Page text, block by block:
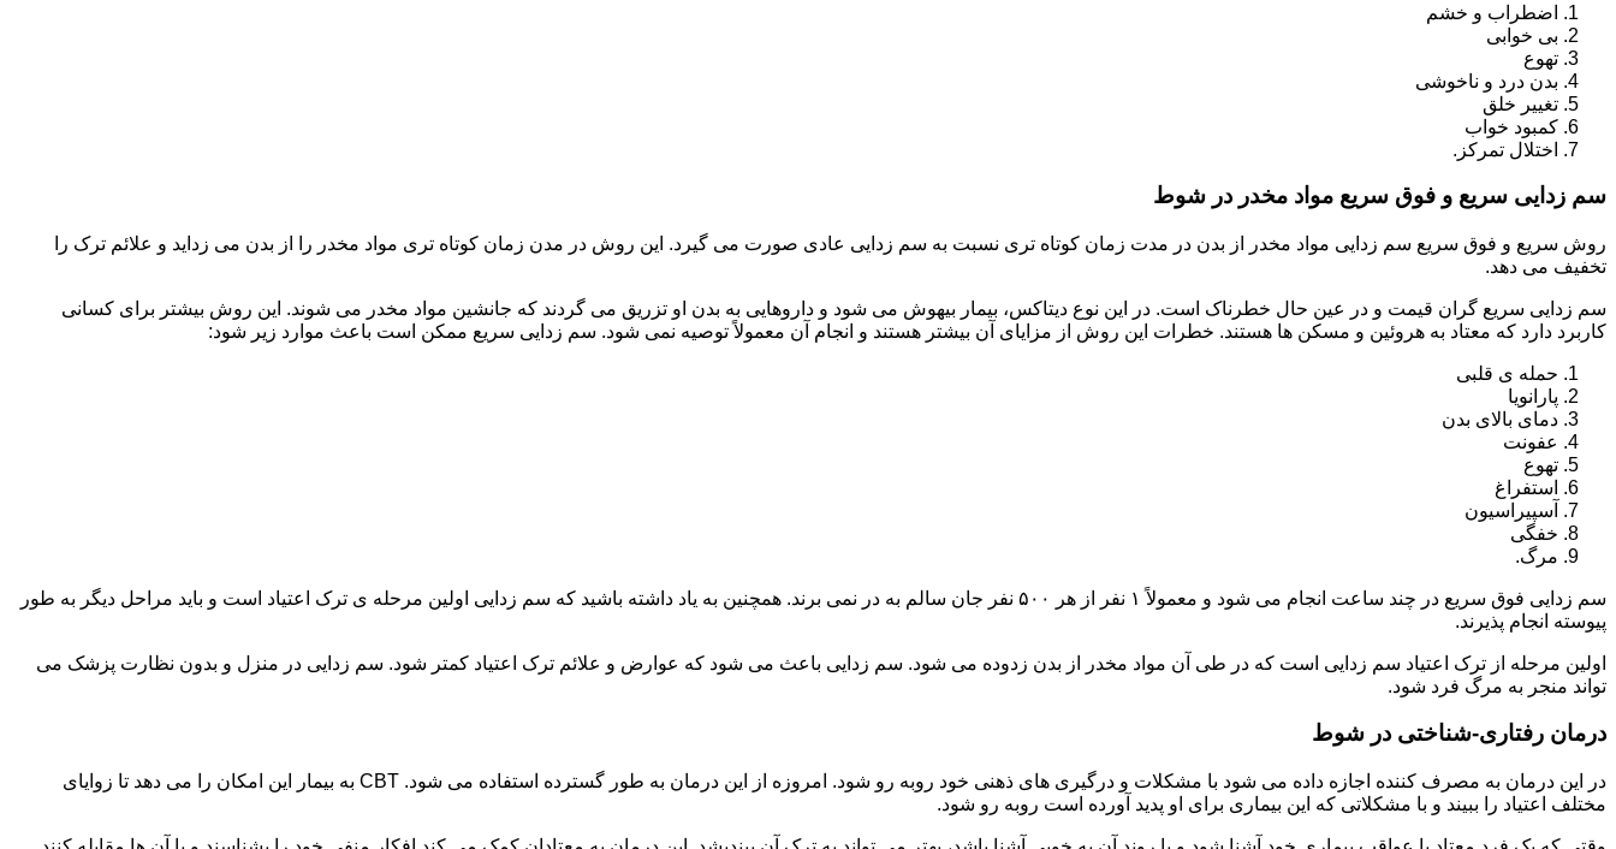
اضطراب و خشم
بی خوابی
تهوع
بدن درد و ناخوشی
تغییر خلق
کمبود خواب
اختلال تمرکز.
سم زدایی سریع و فوق سریع مواد مخدر در شوط
روش سریع و فوق سریع سم زدایی مواد مخدر از بدن در مدت زمان کوتاه تری نسبت به سم زدایی عادی صورت می گیرد. این روش در مدن زمان کوتاه تری مواد مخدر را از بدن می زداید و علائم ترک را
تخفیف می دهد.
سم زدایی سریع گران قیمت و در عین حال خطرناک است. در این نوع دیتاکس، بیمار بیهوش می شود و داروهایی به بدن او تزریق می گردند که جانشین مواد مخدر می شوند. این روش بیشتر برای کسانی
کاربرد دارد که معتاد به هروئین و مسکن ها هستند. خطرات این روش از مزایای آن بیشتر هستند و انجام آن معمولاً توصیه نمی شود. سم زدایی سریع ممکن است باعث موارد زیر شود:
حمله ی قلبی
پارانویا
دمای بالای بدن
عفونت
تهوع
استفراغ
آسپیراسیون
خفگی
مرگ.
سم زدایی فوق سریع در چند ساعت انجام می شود و معمولاً ۱ نفر از هر ۵۰۰ نفر جان سالم به در نمی برند. همچنین به یاد داشته باشید که سم زدایی اولین مرحله ی ترک اعتیاد است و باید مراحل دیگر به طور
پیوسته انجام پذیرند.
اولین مرحله از ترک اعتیاد سم زدایی است که در طی آن مواد مخدر از بدن زدوده می شود. سم زدایی باعث می شود که عوارض و علائم ترک اعتیاد کمتر شود. سم زدایی در منزل و بدون نظارت پزشک می
تواند منجر به مرگ فرد شود.
درمان رفتاری-شناختی در شوط
در این درمان به مصرف کننده اجازه داده می شود با مشکلات و درگیری های ذهنی خود روبه رو شود. امروزه از این درمان به طور گسترده استفاده می شود. CBT به بیمار این امکان را می دهد تا زوایای
مختلف اعتیاد را ببیند و با مشکلاتی که این بیماری برای او پدید آورده است روبه رو شود.